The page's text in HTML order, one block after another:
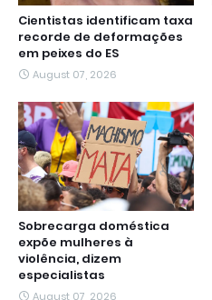
Cientistas identificam taxa
recorde de deformações
em peixes do ES
August 07, 2026
Sobrecarga doméstica
expõe mulheres à
violência, dizem
especialistas
August 07, 2026